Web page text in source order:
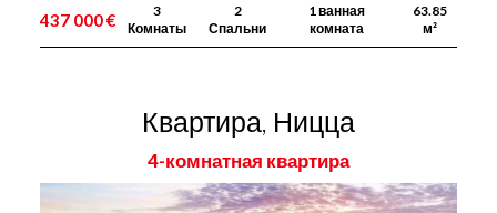
437 000 €
3
Комнаты
2
Спальни
1 ванная
комната
63.85
м²
Квартира, Ницца
4-комнатная квартира